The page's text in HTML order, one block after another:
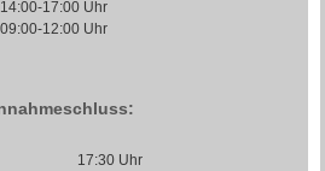
14:00-17:00 Uhr
09:00-12:00 Uhr
17:30 Uhr